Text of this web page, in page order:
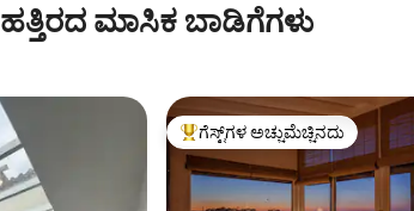
ಹತ್ತಿರದ ಮಾಸಿಕ ಬಾಡಿಗೆಗಳು
ಗೆಸ್ಟ್‌ಗಳಿಗೆ ಅತಿ ಹೆಚ್ಚು ಅಚ್ಚುಮೆಚ್ಚಿನದು
ಗೆಸ್ಟ್‌ಗಳ ಅಚ್ಚುಮೆಚ್ಚಿನದು